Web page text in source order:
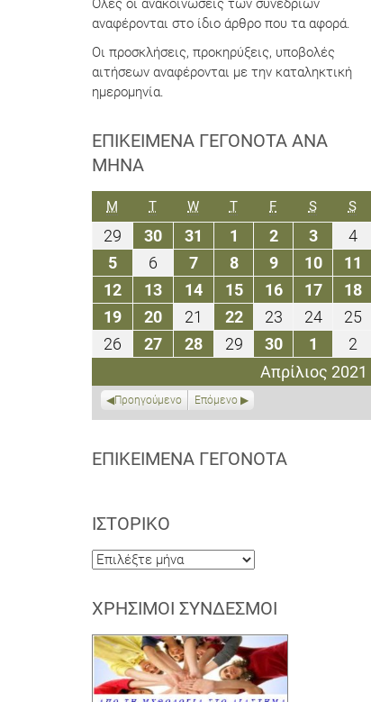
Όλες οι ανακοινώσεις των συνεδρίων
αναφέρονται στο ίδιο άρθρο που τα αφορά.
Οι προσκλήσεις, προκηρύξεις, υποβολές
αιτήσεων αναφέρονται με την καταληκτική
ημερομηνία.
ΕΠΙΚΕΊΜΕΝΑ ΓΕΓΟΝΌΤΑ ΑΝΆ
ΜΉΝΑ
Απρίλιος 2021
M ΔΕΥΤΈΡΑ
TΤΡΊΤΗWΤΕΤΆΡΤΗ
TΠΈΜΠΤΗ
FΠΑΡΑΣΚΕΥΉ
SΣΆΒΒΑΤΟ
S
29
Μαρτίου
2021
3030
Μαρτίου
2021
31
Μαρτίου
2021
1
Απριλίου
2021
22
Απριλίου
2021
33
2021
44
55
Απριλίου
2021
6
Απριλίου
2021
77
Απριλίου
2021
88
Απριλίου
2021
99
Απριλίου
2021
1010
2021
11
1212
Απριλίου
2021
1313
Απριλίου
2021
1414
Απριλίου
2021
1515
Απριλίου
2021
1616
Απριλίου
2021
1717
2021
1818
1919
Απριλίου
2021
2020
Απριλίου
2021
21
Απριλίου
2021
2222
Απριλίου
2021
2323
Απριλίου
2021
2424
2021
2525
26
Απριλίου
2727
Απριλίου
2828
Απριλίου
2929
Απριλίου
2021
3030
Απριλίου
2021
1
Μαΐου
2021
22
Προηγούμενο Επόμενο
ΕΠΙΚΕΊΜΕΝΑ ΓΕΓΟΝΌΤΑ
ΙΣΤΟΡΙΚΌ
Ιστορικό
ΧΡΉΣΙΜΟΙ ΣΎΝΔΕΣΜΟΙ